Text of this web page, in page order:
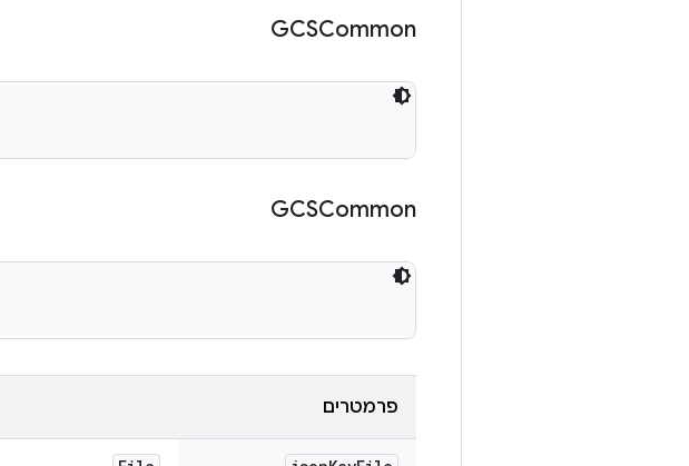
GCSCommon
GCSCommon
פרמטרים